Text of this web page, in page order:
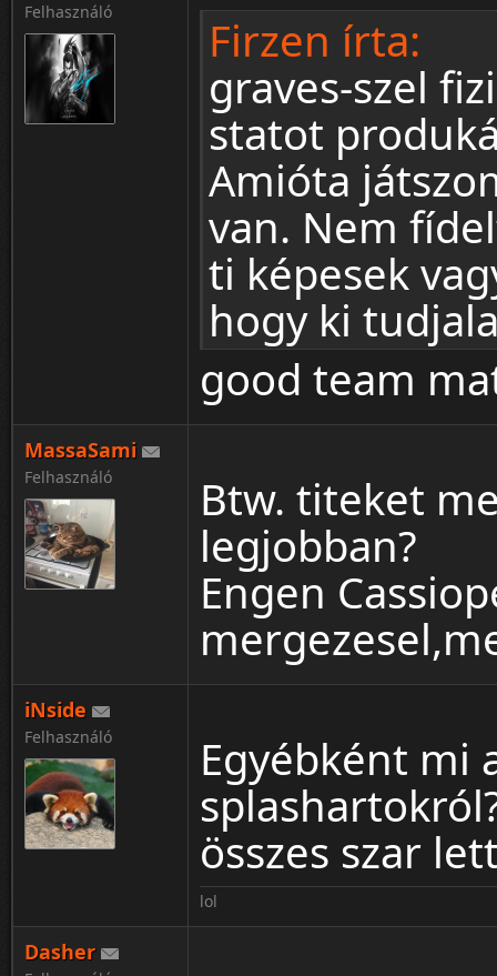
Felhasználó
Firzen írta:
graves-szel
statot
Amióta
van. Nem
ti képesek
hogy ki
good team
MassaSami
Felhasználó
Btw. titeket
legjobban?
Engen
iNside
Felhasználó
Egyébként mi
összes szar
lol
Dasher